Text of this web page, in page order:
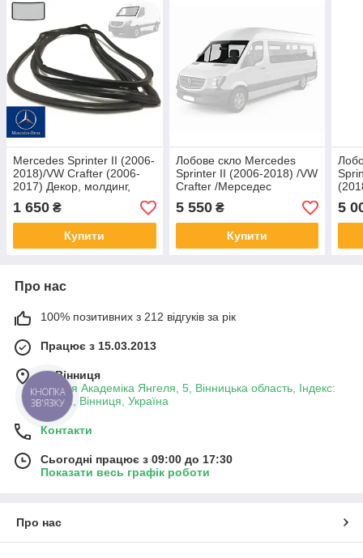
Mercedes Sprinter II (2006-
2018)/VW Crafter (2006-
2017) Декор, молдинг,
лобового скла (Спринтер)
1 650 ₴
Купити
Лобове скло Mercedes
Sprinter II (2006-2018) /VW
Crafter /Мерседес
Спринтер II з датчиком
кам.
5 550₴
Купити
5
Про нас
100% позитивних з 212 відгуків за рік
Працює з 15.03.2013
м. Вінниця
вулиця Академіка Янгеля, 5, Вінницька область, Індекс:
21001, Вінниця, Україна
Контакти
Сьогодні працює з 09:00 до 17:30
Показати весь графік роботи
Про нас
КНОПКА
ЗВ'ЯЗКУ